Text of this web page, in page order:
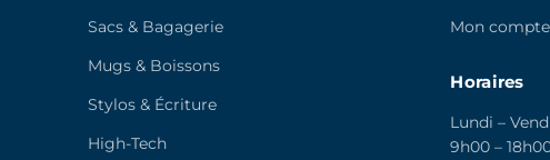
Sacs & Bagagerie
Mugs & Boissons
Stylos & Écriture
High-Tech
Mon compte
Horaires
Lundi –
9h00 –